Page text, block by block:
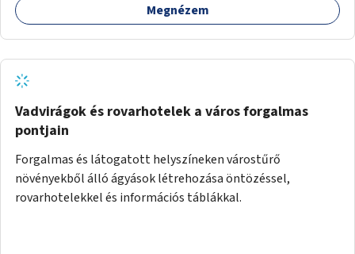
Megnézem
Vadvirágok és rovarhotelek a város forgalmas
pontjain
Forgalmas és látogatott helyszíneken várostűrő
növényekből álló ágyások létrehozása öntözéssel,
rovarhotelekkel és információs táblákkal.